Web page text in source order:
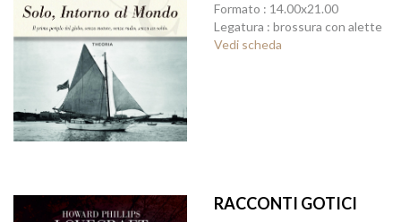
Formato : 14.00x21.00
Legatura : brossura con alette
Vedi scheda
RACCONTI GOTICI